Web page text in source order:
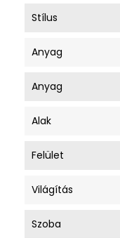
Stílus
Anyag
Anyag
Alak
Felület
Világítás
Szoba